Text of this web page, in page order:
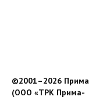
©2001–2026 Прима
(ООО «ТРК Прима-